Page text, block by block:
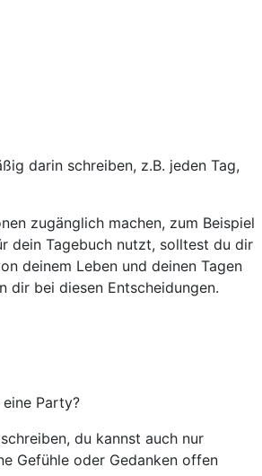
darin schreiben, z.B. jeden Tag,
zugänglich machen, zum Beispiel
dein Tagebuch nutzt, solltest du dir
deinem Leben und deinen Tagen
dir bei diesen Entscheidungen.
Party?
du kannst auch nur
Gefühle oder Gedanken offen